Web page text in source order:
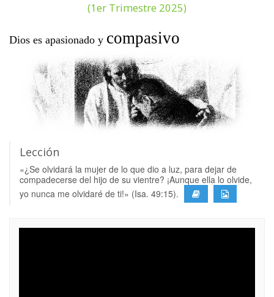
(1er Trimestre 2025)
Dios es apasionado y compasivo
Lección
«¿Se olvidará la mujer de lo que dio a luz, para dejar de
compadecerse del hijo de su vientre? ¡Aunque ella lo olvide,
yo nunca me olvidaré de ti!» (Isa. 49:15).